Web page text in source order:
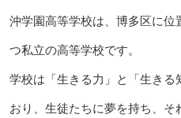
沖学園高等学校は、博多区に
つ私立の高等学校です。
学校は「生きる力」と「生きる
おり、生徒たちに夢を持ち、そ